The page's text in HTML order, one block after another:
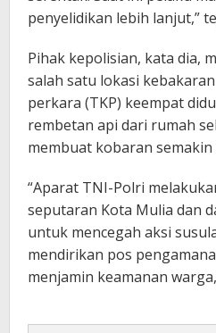
penyelidikan lebih lanjut,”
Pihak kepolisian, kata dia,
salah satu lokasi
perkara (TKP) keempat
rembetan api dari rumah
membuat kobaran semakin
“Aparat TNI-Polri
seputaran Kota Mulia dan
untuk mencegah aksi
mendirikan pos
menjamin keamanan